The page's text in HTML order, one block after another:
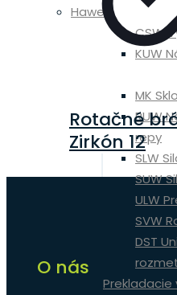
Hawe
CSW
KUW
MK
RUW
repy
SLW
SUW
ULW
SVW
DST
Prekladacie
Rotačné
Zirkón 12
O nás